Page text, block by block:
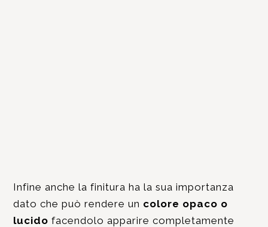
Infine anche la finitura ha la sua importanza
dato che può rendere un colore opaco o
lucido facendolo apparire completamente